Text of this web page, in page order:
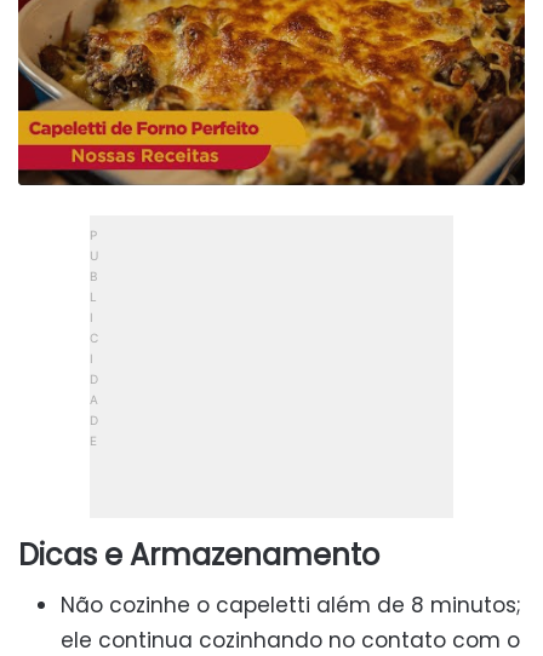
Dicas e Armazenamento
Não cozinhe o capeletti além de 8 minutos;
ele continua cozinhando no contato com o